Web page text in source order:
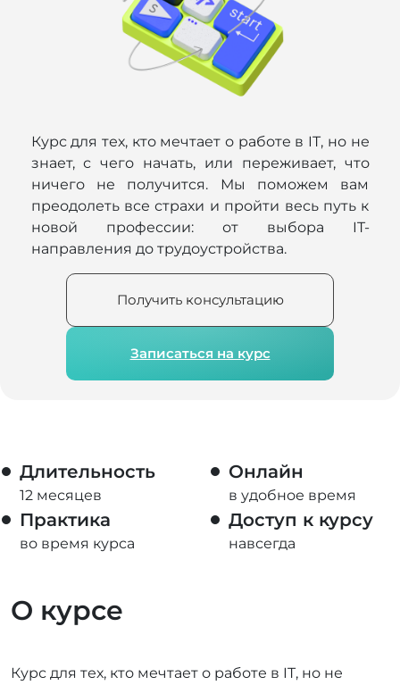
Курс для тех, кто мечтает о работе в IT, но не
знает, с чего начать, или переживает, что
ничего не получится. Мы поможем вам
преодолеть все страхи и пройти весь путь к
новой профессии: от выбора IT-
направления до трудоустройства.
Записаться на курс
Получить консультацию
Длительность
12 месяцев
Онлайн
в удобное время
Практика
во время курса
Доступ к курсу
навсегда
О курсе
Курс для тех, кто мечтает о работе в IT, но не